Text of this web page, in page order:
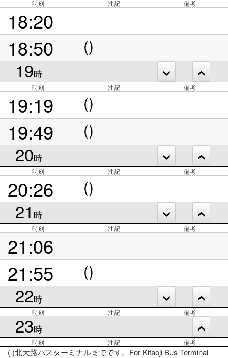
時刻 注記 備考
18:20
18:50
()
19時
時刻 注記 備考
19:19 ()
19:49 ()
20時
時刻 注記 備考
20:26 ()
21 時
時刻 注記 備考
21:06
21:55
()
22時
時刻 注記 備考
23時
時刻 注記 備考
( )北大路バスターミナルまでです。For Kitaoji Bus Terminal